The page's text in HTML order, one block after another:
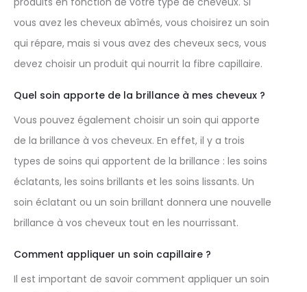
vous avez les cheveux abîmés, vous choisirez un soin
qui répare, mais si vous avez des cheveux secs, vous
devez choisir un produit qui nourrit la fibre capillaire.
Quel soin apporte de la brillance à mes cheveux ?
Vous pouvez également choisir un soin qui apporte
de la brillance à vos cheveux. En effet, il y a trois
types de soins qui apportent de la brillance : les soins
éclatants, les soins brillants et les soins lissants. Un
soin éclatant ou un soin brillant donnera une nouvelle
brillance à vos cheveux tout en les nourrissant.
Comment appliquer un soin capillaire ?
Il est important de savoir comment appliquer un soin